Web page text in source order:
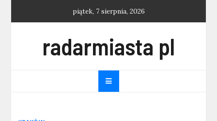
piątek, 7 sierpnia, 2026
radarmiasta pl